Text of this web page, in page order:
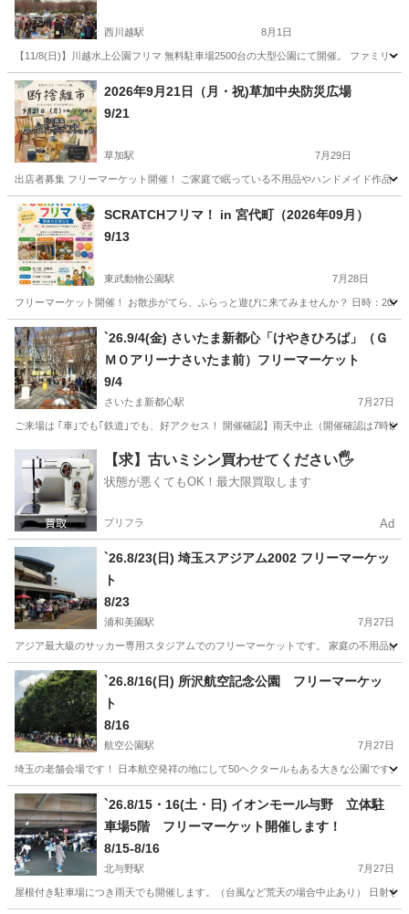
西川越駅 8月1日
【11/8(日)】川越水上公園フリマ 無料駐車場2500台の大型公園にて開催。 ファミリ
埼玉 川越市 西川越駅 フリーマーケット フリマ
2026年9月21日（月・祝)草加中央防災広場
9/21
草加駅 7月29日
出店者募集 フリーマーケット開催！ ご家庭で眠っている不用品やハンドメイド作品
埼玉 草加市 フリーマーケット ハンドメイド
SCRATCHフリマ！ in 宮代町（2026年09月）
9/13
東武動物公園駅 7月28日
フリーマーケット開催！ お散歩がてら、ふらっと遊びに来てみませんか？ 日時：
埼玉 南埼玉郡 東武動物公園駅 フリーマーケット
イベント情報
`26.9/4(金) さいたま新都心「けやきひろば」（Ｇ
ＭＯアリーナさいたま前）フリーマーケット
9/4
さいたま新都心駅 7月27日
ご来場は ｢車｣でも｢鉄道｣でも、好アクセス！ 開催確認】雨天中止（開催確認
埼玉 さいたま市 さいたま新都心駅 フリーマーケット
リサイクル運動市民の会
【求】古いミシン買わせてください🖐️
状態が悪くてもOK！最大限買取します
プリフラ Ad
`26.8/23(日) 埼玉スアジアム2002 フリーマーケッ
ト
8/23
浦和美園駅 7月27日
アジア最大級のサッカー専用スタジアムでのフリーマーケットです。 家庭の不用品
埼玉 さいたま市 浦和美園駅 フリーマーケット 会場
`26.8/16(日) 所沢航空記念公園 フリーマーケッ
ト
8/16
航空公園駅 7月27日
埼玉の老舗会場です！ 日本航空発祥の地にして50ヘクタールもある大きな公園
埼玉 所沢市 フリーマーケット
`26.8/15・16(土・日) イオンモール与野 立体駐
車場5階 フリーマーケット開催します！
8/15-8/16
北与野駅 7月27日
屋根付き駐車場につき雨天でも開催します。（台風など荒天の場合中止あり）